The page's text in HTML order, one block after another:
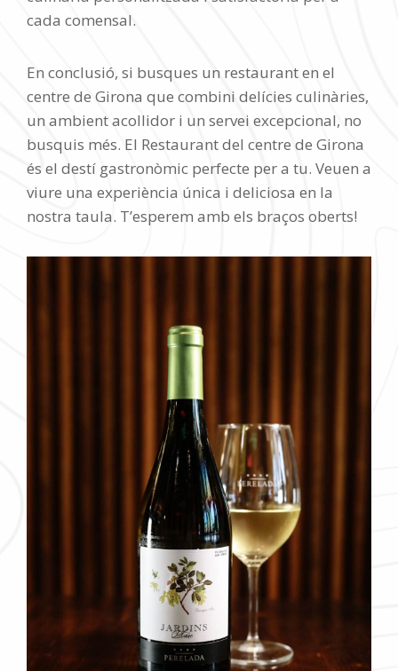
cada comensal.
En conclusió, si busques un restaurant en el
centre de Girona que combini delícies culinàries,
un ambient acollidor i un servei excepcional, no
busquis més. El Restaurant del centre de Girona
és el destí gastronòmic perfecte per a tu. Veuen a
viure una experiència única i deliciosa en la
nostra taula. T’esperem amb els braços oberts!